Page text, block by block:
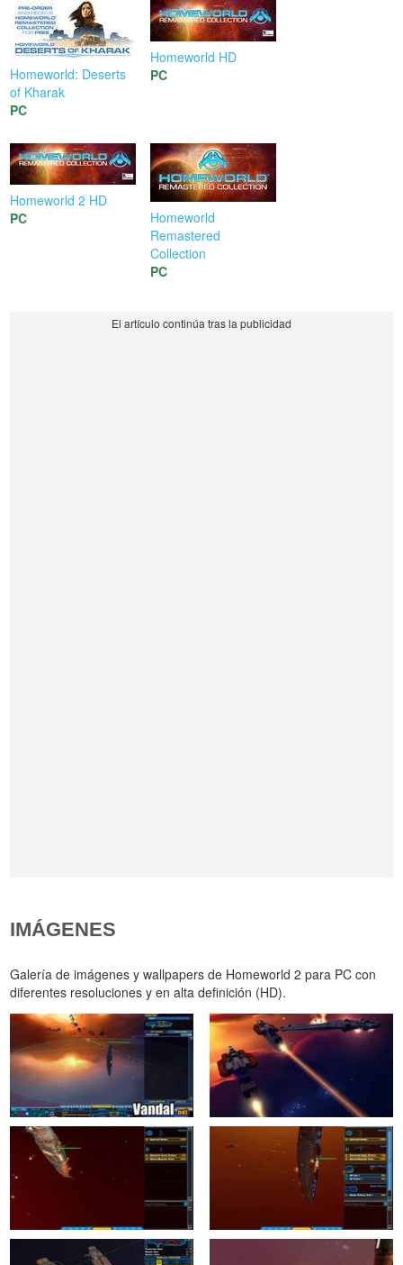
Homeworld: Deserts
of Kharak
PC
Homeworld HD
PC
Homeworld 2 HD
PC
Homeworld
Remastered
Collection
PC
IMÁGENES
Galería de imágenes y wallpapers de Homeworld 2 para PC con
diferentes resoluciones y en alta definición (HD).